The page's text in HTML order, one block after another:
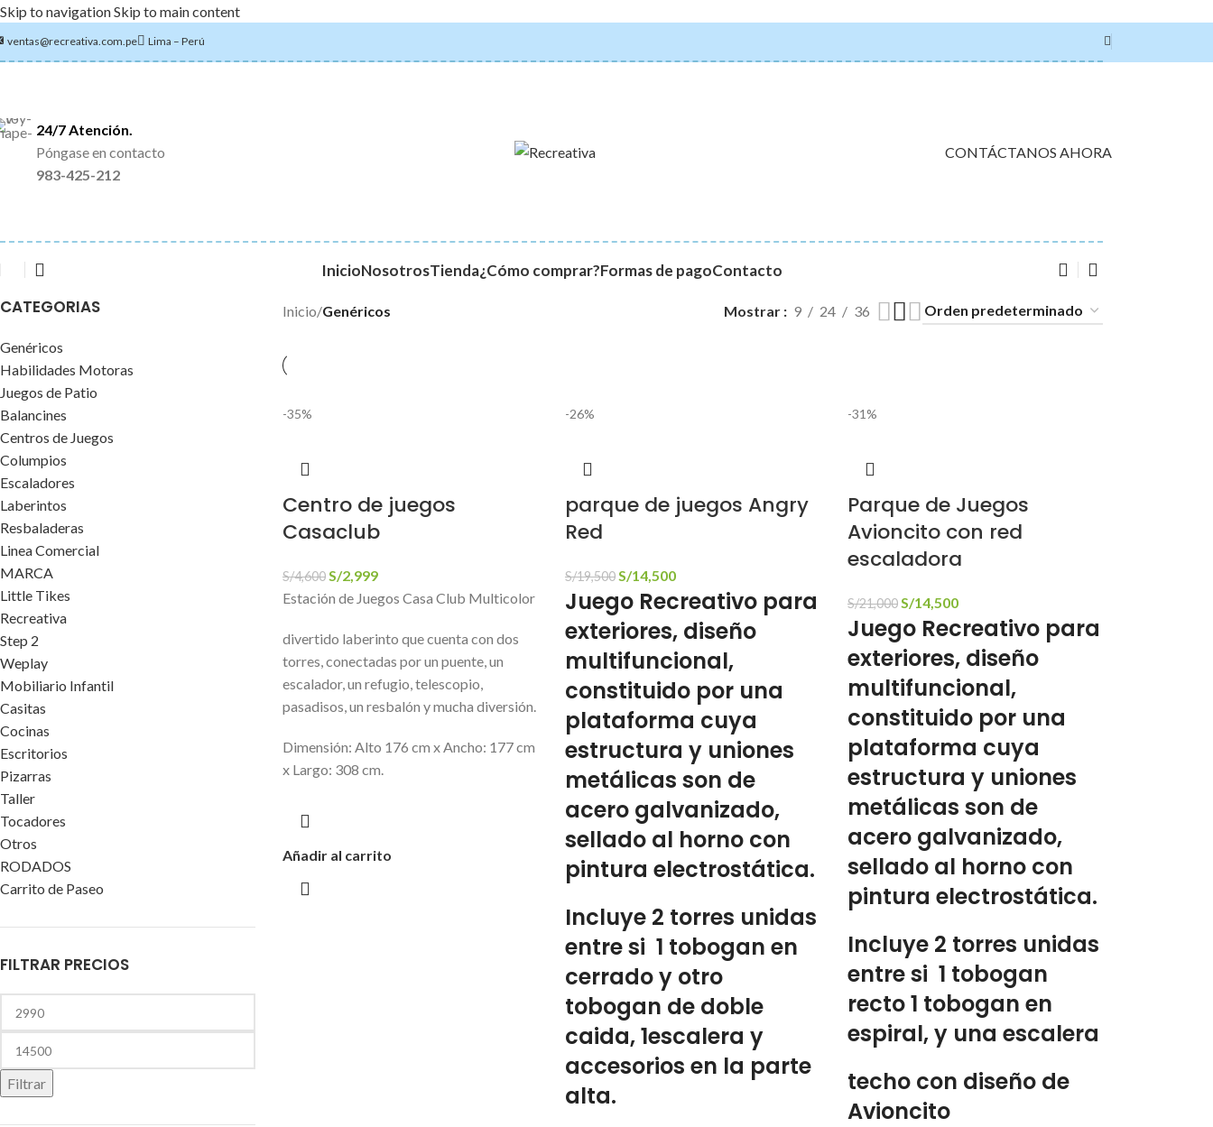
Skip to navigationSkip to main content
ventas@recreativa.com.pe Lima – Perú
24/7 Atención.
Póngase en contacto
983-425-212
CONTÁCTANOS AHORA
InicioNosotrosTienda¿Cómo comprar?Formas de pagoContacto
CATEGORIAS
Genéricos
Habilidades Motoras
Juegos de Patio
Balancines
Centros de Juegos
Columpios
Escaladores
Laberintos
Resbaladeras
Linea Comercial
MARCA
Little Tikes
Recreativa
Step 2
Weplay
Mobiliario Infantil
Casitas
Cocinas
Escritorios
Pizarras
Taller
Tocadores
Otros
RODADOS
Carrito de Paseo
FILTRAR PRECIOS
Filtrar
Inicio/Genéricos Mostrar 9 24 36
-35%
Centro de juegos
Casaclub
S/4,600S/2,999
Estación de Juegos Casa Club Multicolor
divertido laberinto que cuenta con dos
torres, conectadas por un puente, un
escalador, un refugio, telescopio,
pasadisos, un resbalón y mucha diversión.
Dimensión: Alto 176 cm x Ancho: 177 cm
x Largo: 308 cm.
Añadir al carrito
-26%
parque de juegos Angry
Red
S/19,500S/14,500
Juego Recreativo para
exteriores, diseño
multifuncional,
constituido por una
plataforma cuya
estructura y uniones
metálicas son de
acero galvanizado,
sellado al horno con
pintura electrostática.
Incluye 2 torres unidas
entre si 1 tobogan en
cerrado y otro
tobogan de doble
caida, 1escalera y
accesorios en la parte
alta.
-31%
Parque de Juegos
Avioncito con red
escaladora
S/21,000S/14,500
Juego Recreativo para
exteriores, diseño
multifuncional,
constituido por una
plataforma cuya
estructura y uniones
metálicas son de
acero galvanizado,
sellado al horno con
pintura electrostática.
Incluye 2 torres unidas
entre si 1 tobogan
recto 1 tobogan en
espiral, y una escalera
techo con diseño de
Avioncito